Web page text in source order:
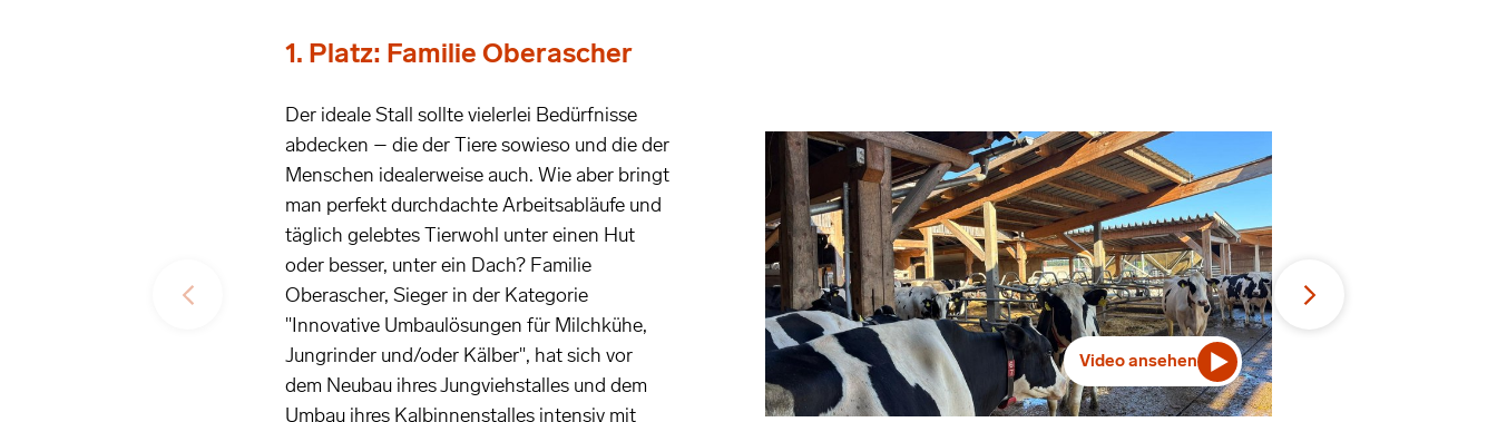
1. Platz: Familie Oberascher
Der ideale Stall sollte vielerlei Bedürfnisse
abdecken – die der Tiere sowieso und die der
Menschen idealerweise auch. Wie aber bringt
man perfekt durchdachte Arbeitsabläufe und
täglich gelebtes Tierwohl unter einen Hut
oder besser, unter ein Dach? Familie
Oberascher, Sieger in der Kategorie
"Innovative Umbaulösungen für Milchkühe,
Jungrinder und/oder Kälber", hat sich vor
dem Neubau ihres Jungviehstalles und dem
Umbau ihres Kalbinnenstalles intensiv mit
Video ansehen